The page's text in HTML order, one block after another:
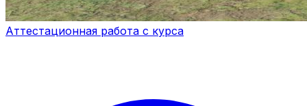
Аттестационная работа с курса